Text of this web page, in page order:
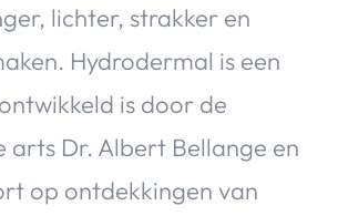
lichter, strakker en
Hydrodermal is een
is door de
arts Dr. Albert Bellange en
op ontdekkingen van